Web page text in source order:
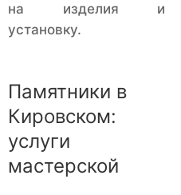
на изделия и
установку.
Памятники в
Кировском:
услуги
мастерской